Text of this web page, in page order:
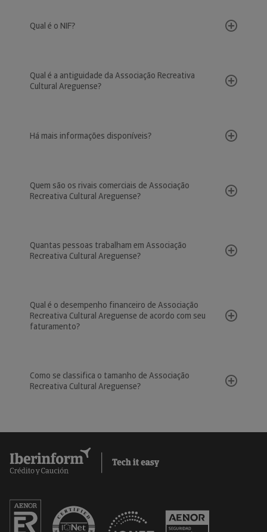
Qual é o NIF?
Qual é a antiguidade da Associação Recreativa
Cultural Areguense?
Há mais informações disponíveis?
Quem são os rivais comerciais de Associação
Recreativa Cultural Areguense?
Quantas pessoas trabalham em Associação
Recreativa Cultural Areguense?
Qual é o desempenho financeiro de Associação
Recreativa Cultural Areguense de acordo com seu
faturamento?
Como se classifica o tamanho de Associação
Recreativa Cultural Areguense?